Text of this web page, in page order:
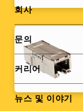
Footer
menu
회사
문의
커리어
뉴스 및 이야기